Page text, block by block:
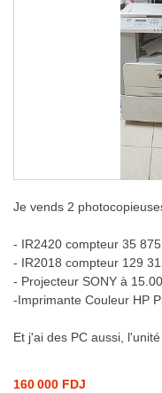
Je vends 2
- IR2420 compteur 35
- IR2018 compteur 129
- Projecteur SONY à
-Imprimante Couleur HP
Et j'ai des PC aussi,
160 000 FDJ